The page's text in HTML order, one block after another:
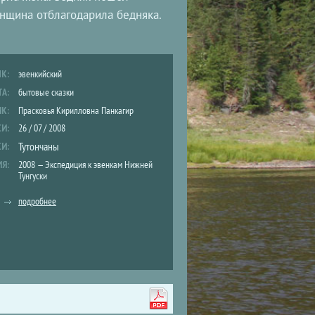
отблагодарила бедняка.
эвенкийский
бытовые сказки
Прасковья Кирилловна Панкагир
26 / 07 / 2008
Тутончаны
2008 — Экспедиция к эвенкам Нижней
Тунгуски
подробнее